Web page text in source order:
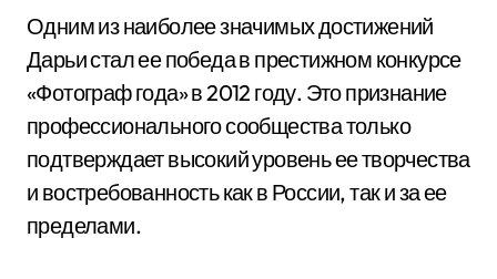
Одним из наиболее значимых достижений
Дарьи стал ее победа в престижном конкурсе
«Фотограф года» в 2012 году. Это признание
профессионального сообщества только
подтверждает высокий уровень ее творчества
и востребованность как в России, так и за ее
пределами.